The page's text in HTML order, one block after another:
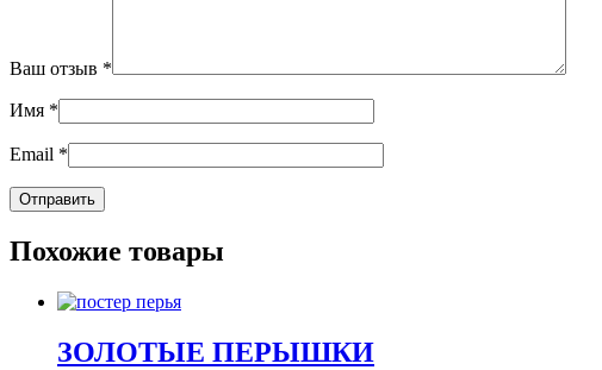
Ваш отзыв *
Имя *
Email *
Похожие товары
ЗОЛОТЫЕ ПЕРЫШКИ